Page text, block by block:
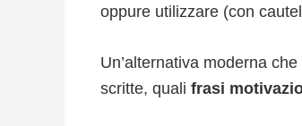
oppure utilizzare (con
Un’alternativa moderna
scritte, quali frasi